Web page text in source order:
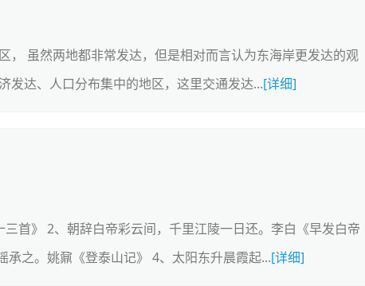
， 虽然两地都非常发达，但是相对而言认为东海岸更发达的观
发达、人口分布集中的地区，这里交通发达...[详细]
首》 2、朝辞白帝彩云间，千里江陵一日还。李白《早发白帝
之。姚鼐《登泰山记》 4、太阳东升晨霞起...[详细]